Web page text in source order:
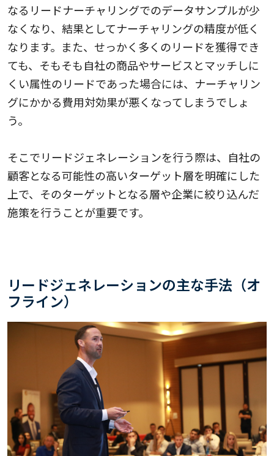
なるリードナーチャリングでのデータサンプルが少
なくなり、結果としてナーチャリングの精度が低く
なります。また、せっかく多くのリードを獲得でき
ても、そもそも自社の商品やサービスとマッチしに
くい属性のリードであった場合には、ナーチャリン
グにかかる費用対効果が悪くなってしまうでしょ
う。
そこでリードジェネレーションを行う際は、自社の
顧客となる可能性の高いターゲット層を明確にした
上で、そのターゲットとなる層や企業に絞り込んだ
施策を行うことが重要です。
リードジェネレーションの主な手法（オ
フライン）